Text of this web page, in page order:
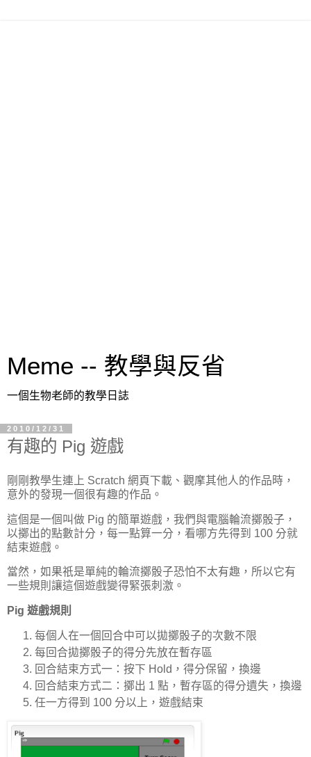
Meme -- 教學與反省
一個生物老師的教學日誌
2010/12/31
有趣的 Pig 遊戲
剛剛教學生連上 Scratch 網頁下載、觀摩其他人的作品時，
意外的發現一個很有趣的作品。
這個是一個叫做 Pig 的簡單遊戲，我們與電腦輪流擲骰子，
以擲出的點數計分，每一點算一分，看哪方先得到 100 分就
結束遊戲。
當然，如果祇是單純的輪流擲骰子恐怕不太有趣，所以它有
一些規則讓這個遊戲變得緊張刺激。
Pig 遊戲規則
每個人在一個回合中可以拋擲骰子的次數不限
每回合拋擲骰子的得分先放在暫存區
回合結束方式一：按下 Hold，得分保留，換邊
回合結束方式二：擲出 1 點，暫存區的得分遺失，換邊
任一方得到 100 分以上，遊戲結束